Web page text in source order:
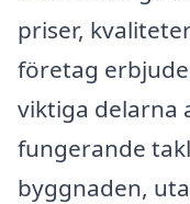
priser,
företag
viktiga delarna
fungerande
byggnaden,